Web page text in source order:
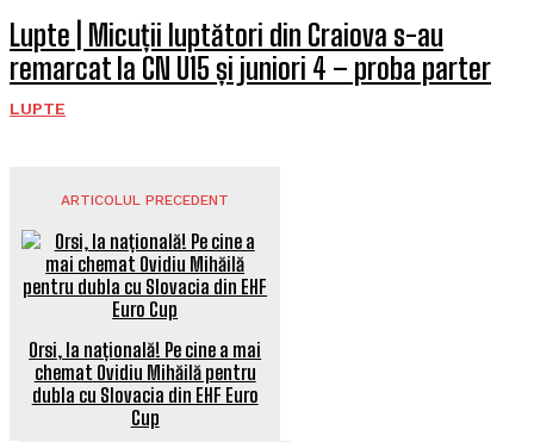
Lupte | Micuții luptători din Craiova s-au
remarcat la CN U15 și juniori 4 – proba parter
LUPTE
ARTICOLUL PRECEDENT
Orsi, la națională! Pe cine a mai
chemat Ovidiu Mihăilă pentru
dubla cu Slovacia din EHF Euro
Cup